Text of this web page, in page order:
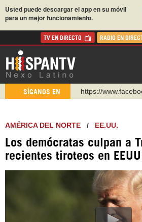
Usted puede descargar el app en su móvil
para un mejor funcionamiento.
TV EN DIRECTO RADIO EN
SÍGANOS EN
https://
https://
https://
WhatsApp y Viber:
Instagram como:
AMÉRICA DEL NORTE / EE.UU.
Los demócratas culpan a
recientes tiroteos en EEUU